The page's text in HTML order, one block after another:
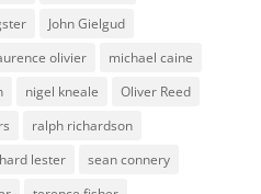
John Gielgud
olivier
michael caine
nigel kneale
Oliver Reed
ralph richardson
lester
sean connery